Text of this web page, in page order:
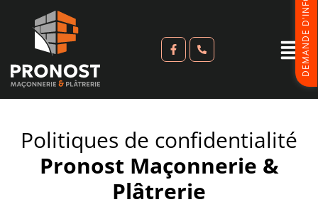
Politiques de confidentialité
Pronost Maçonnerie &
Plâtrerie